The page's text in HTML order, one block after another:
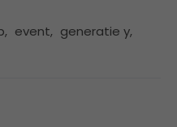
, event, generatie y,